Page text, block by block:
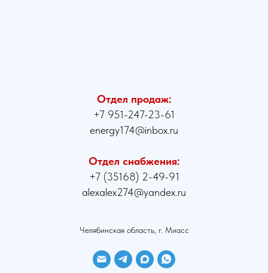
Отдел продаж:
+7 951-247-23-61
energy174@inbox.ru
Отдел снабжения:
+7 (35168) 2-49-91
alexalex274@yandex.ru
Челябинская область, г. Миасс